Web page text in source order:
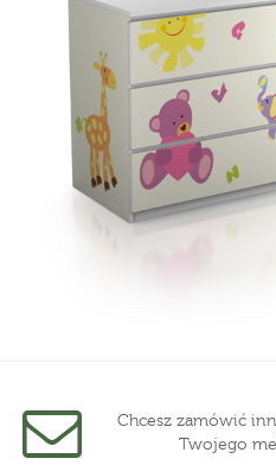
Chcesz zamówić
Twojego